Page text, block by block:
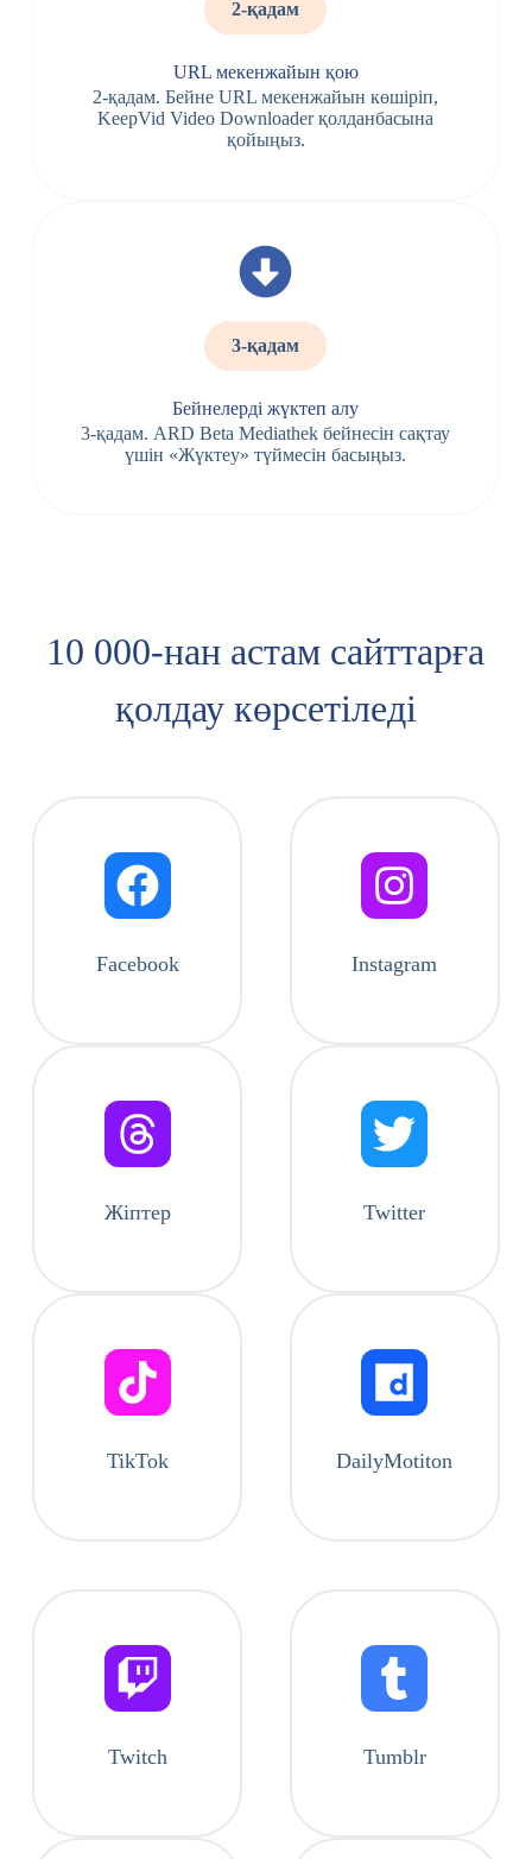
2-қадам
URL мекенжайын қою
2-қадам. Бейне URL мекенжайын көшіріп,
KeepVid Video Downloader қолданбасына
қойыңыз.
3-қадам
Бейнелерді жүктеп алу
3-қадам. ARD Beta Mediathek бейнесін сақтау
үшін «Жүктеу» түймесін басыңыз.
10 000-нан астам сайттарға
қолдау көрсетіледі
Facebook Instagram
Жіптер Twitter
TikTok DailyMotiton
Twitch Tumblr